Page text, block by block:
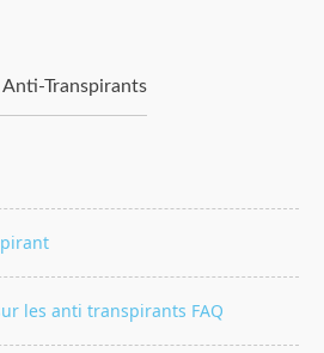
Anti-Transpirants
les anti transpirants FAQ